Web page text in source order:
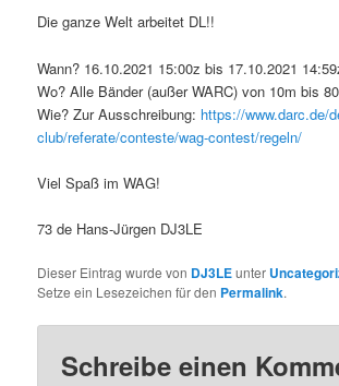
Die ganze Welt arbeitet DL!!
Wann? 16.10.2021 15:00z bis 17.10.2021
Wo? Alle Bänder (außer WARC) von 10m bis
Wie? Zur Ausschreibung: https://www.darc.de/
club/referate/conteste/wag-contest/regeln/
Viel Spaß im WAG!
73 de Hans-Jürgen DJ3LE
Dieser Eintrag wurde von DJ3LEunter
Setze ein Lesezeichen für den Permalink.
Schreibe einen